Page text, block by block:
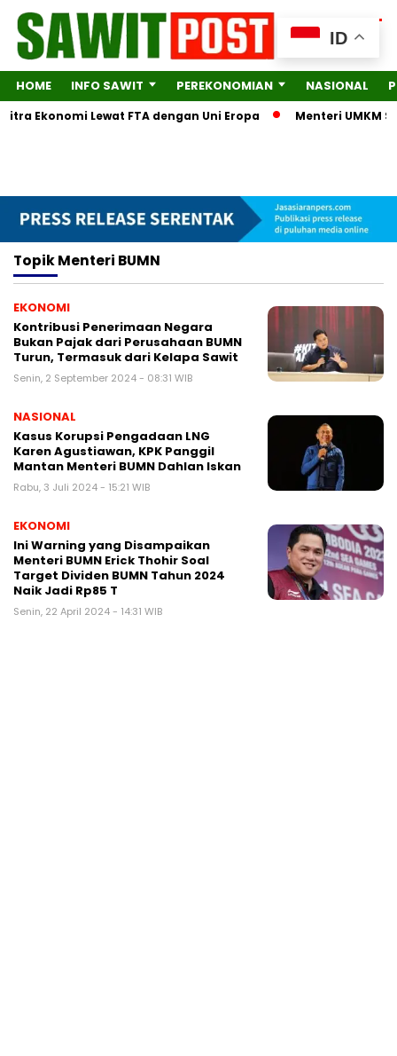
HOME INFO SAWIT PEREKONOMIAN NASIONAL
Ekonomi Lewat FTA dengan Uni Eropa Menteri UMKM
TopikMenteri BUMN
EKONOMI
Kontribusi Penerimaan Negara
Bukan Pajak dari Perusahaan BUMN
Turun, Termasuk dari Kelapa Sawit
Senin, 2 September 2024 - 08:31 WIB
NASIONAL
Kasus Korupsi Pengadaan LNG
Karen Agustiawan, KPK Panggil
Mantan Menteri BUMN Dahlan Iskan
Rabu, 3 Juli 2024 - 15:21 WIB
EKONOMI
Ini Warning yang Disampaikan
Menteri BUMN Erick Thohir Soal
Target Dividen BUMN Tahun 2024
Naik Jadi Rp85 T
Senin, 22 April 2024 - 14:31 WIB
ID